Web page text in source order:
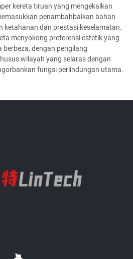
kereta tiruan yang mengekalkan
penambahbaikan bahan
ketahanan dan prestasi keselamatan.
menyokong preferensi estetik yang
dengan pengilang
wilayah yang selaras dengan
fungsi perlindungan utama.